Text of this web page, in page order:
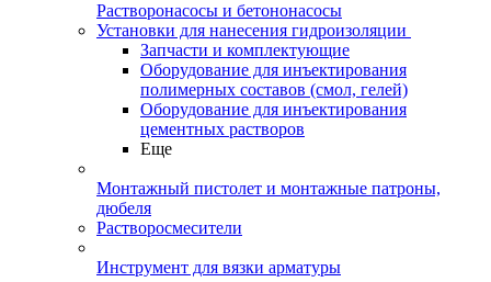
Растворонасосы и бетононасосы
Установки для нанесения гидроизоляции
Запчасти и комплектующие
Оборудование для инъектирования
полимерных составов (смол, гелей)
Оборудование для инъектирования
цементных растворов
Еще
Монтажный пистолет и монтажные патроны,
дюбеля
Растворосмесители
Инструмент для вязки арматуры